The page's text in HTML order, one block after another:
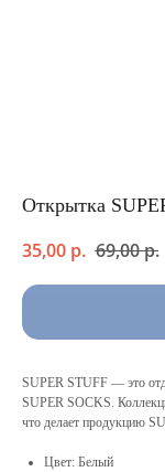
Открытка
35,00 р. 69,00р.
SUPER STUFF — это
SUPER SOCKS.
что делает продукцию
Цвет: Белый